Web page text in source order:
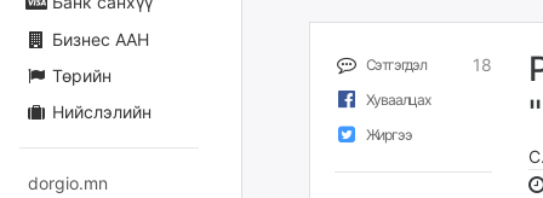
Бизнес ААН
Төрийн
Нийслэлийн
dorgio.mn
Сэтгэгдэл 18
Хуваалцах
Жиргээ